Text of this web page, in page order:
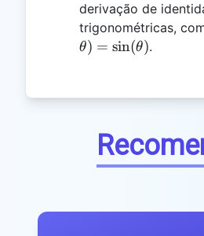
derivação de
trigonométricas,
θ) = sin(θ).